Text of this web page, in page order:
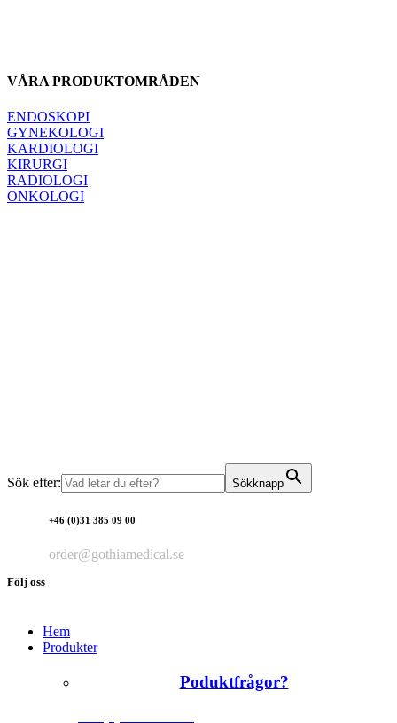
VÅRA PRODUKTOMRÅDEN
ENDOSKOPI
GYNEKOLOGI
KARDIOLOGI
KIRURGI
RADIOLOGI
ONKOLOGI
Sök efter: Sökknapp
+46 (0)31 385 09 00
order@gothiamedical.se
Följ oss
Hem
Produkter
Poduktfrågor?